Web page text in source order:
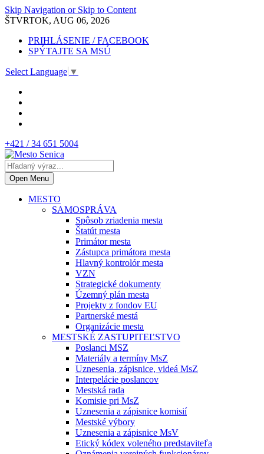
Skip Navigation or Skip to Content
ŠTVRTOK, AUG 06, 2026
PRIHLÁSENIE / FACEBOOK
SPÝTAJTE SA MSÚ
Select Language ▼
+421 / 34 651 5004
Open Menu
MESTO
SAMOSPRÁVA
Spôsob zriadenia mesta
Štatút mesta
Primátor mesta
Zástupca primátora mesta
Hlavný kontrolór mesta
VZN
Strategické dokumenty
Územný plán mesta
Projekty z fondov EU
Partnerské mestá
Organizácie mesta
MESTSKÉ ZASTUPITEĽSTVO
Poslanci MSZ
Materiály a termíny MsZ
Uznesenia, zápisnice, videá MsZ
Interpelácie poslancov
Mestská rada
Komisie pri MsZ
Uznesenia a zápisnice komisií
Mestské výbory
Uznesenia a zápisnice MsV
Etický kódex voleného predstaviteľa